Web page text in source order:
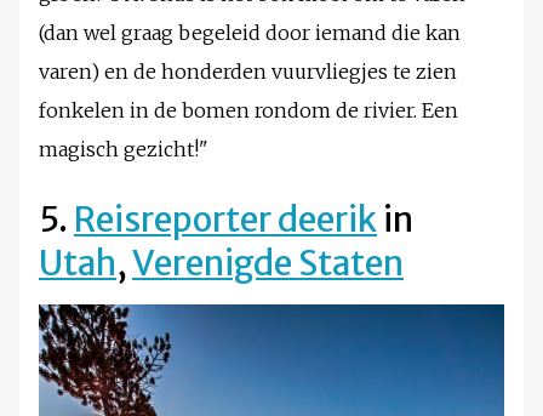
(dan wel graag begeleid door iemand die kan
varen) en de honderden vuurvliegjes te zien
fonkelen in de bomen rondom de rivier. Een
magisch gezicht!"
5. Reisreporter deerikin
Utah,Verenigde Staten